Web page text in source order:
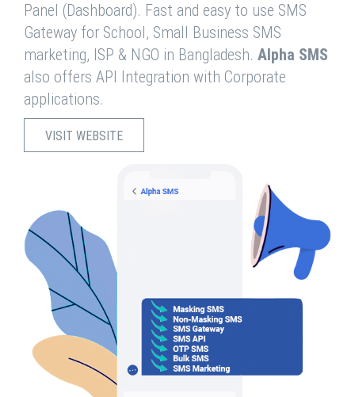
Panel (Dashboard). Fast and easy to use SMS
Gateway for School, Small Business SMS
marketing, ISP & NGO in Bangladesh. Alpha SMS
also offers API Integration with Corporate
applications.
VISIT WEBSITE